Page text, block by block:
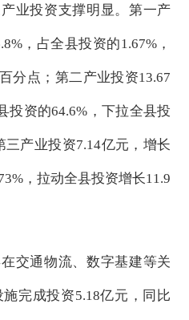
业投资支撑明显。 第一产
，占全县投资的1.67%，
分点；第二产业投资13.67
投资的64.6%，下拉全县投
三产业投资7.14亿元，增长
，拉动全县投资增长11.9
交通物流、数字基建等关
完成投资5.18亿元，同比